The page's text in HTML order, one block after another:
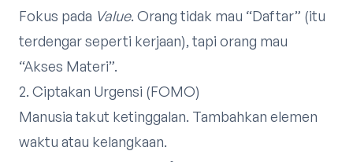
Fokus pada Value. Orang tidak mau “Daftar” (itu
terdengar seperti kerjaan), tapi orang mau
“Akses Materi”.
2. Ciptakan Urgensi (FOMO)
Manusia takut ketinggalan. Tambahkan elemen
waktu atau kelangkaan.